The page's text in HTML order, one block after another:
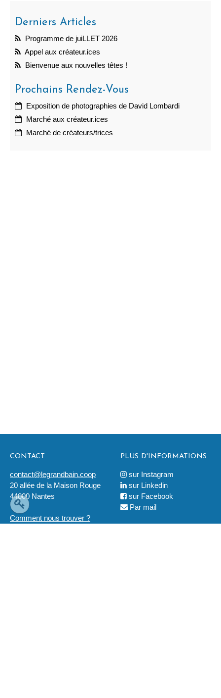
Derniers Articles
Programme de juiLLET 2026
Appel aux créateur.ices
Bienvenue aux nouvelles têtes !
Prochains Rendez-Vous
Exposition de photographies de David Lombardi
Marché aux créateur.ices
Marché de créateurs/trices
CONTACT
contact@legrandbain.coop
20 allée de la Maison Rouge
44000 Nantes
Comment nous trouver ?
PLUS D'INFORMATIONS
 sur Instagram
 sur Linkedin
 sur Facebook
 Par mail